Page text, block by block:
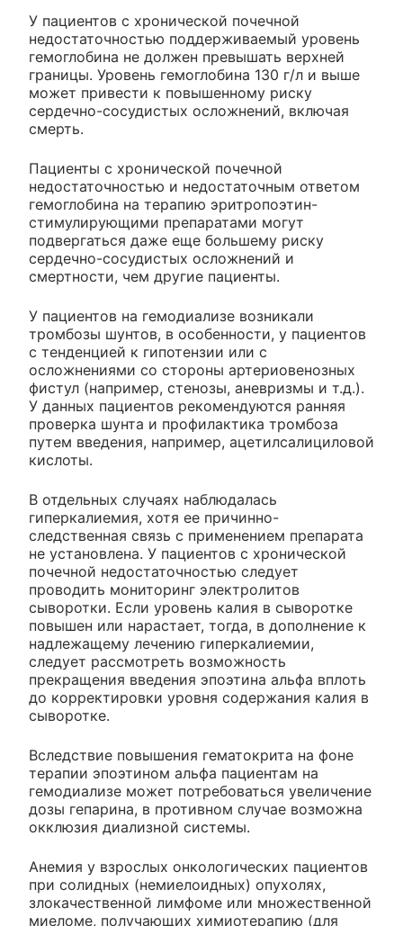
У пациентов с хронической почечной
недостаточностью поддерживаемый уровень
гемоглобина не должен превышать верхней
границы. Уровень гемоглобина 130 г/л и выше
может привести к повышенному риску
сердечно-сосудистых осложнений, включая
смерть.
Пациенты с хронической почечной
недостаточностью и недостаточным ответом
гемоглобина на терапию эритропоэтин-
стимулирующими препаратами могут
подвергаться даже еще большему риску
сердечно-сосудистых осложнений и
смертности, чем другие пациенты.
У пациентов на гемодиализе возникали
тромбозы шунтов, в особенности, у пациентов
с тенденцией к гипотензии или с
осложнениями со стороны артериовенозных
фистул (например, стенозы, аневризмы и т.д.).
У данных пациентов рекомендуются ранняя
проверка шунта и профилактика тромбоза
путем введения, например, ацетилсалициловой
кислоты.
В отдельных случаях наблюдалась
гиперкалиемия, хотя ее причинно-
следственная связь с применением препарата
не установлена. У пациентов с хронической
почечной недостаточностью следует
проводить мониторинг электролитов
сыворотки. Если уровень калия в сыворотке
повышен или нарастает, тогда, в дополнение к
надлежащему лечению гиперкалиемии,
следует рассмотреть возможность
прекращения введения эпоэтина альфа вплоть
до корректировки уровня содержания калия в
сыворотке.
Вследствие повышения гематокрита на фоне
терапии эпоэтином альфа пациентам на
гемодиализе может потребоваться увеличение
дозы гепарина, в противном случае возможна
окклюзия диализной системы.
Анемия у взрослых онкологических пациентов
при солидных (немиелоидных) опухолях,
злокачественной лимфоме или множественной
миеломе, получающих химиотерапию (для